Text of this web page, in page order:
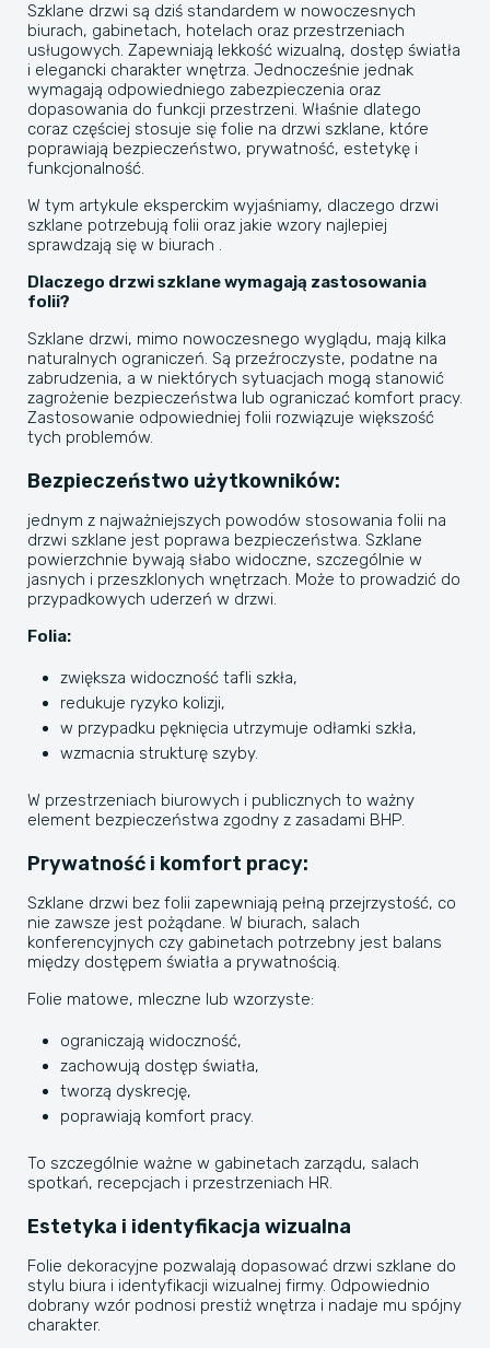
Szklane drzwi są dziś standardem w nowoczesnych
biurach, gabinetach, hotelach oraz przestrzeniach
usługowych. Zapewniają lekkość wizualną, dostęp światła
i elegancki charakter wnętrza. Jednocześnie jednak
wymagają odpowiedniego zabezpieczenia oraz
dopasowania do funkcji przestrzeni. Właśnie dlatego
coraz częściej stosuje się folie na drzwi szklane, które
poprawiają bezpieczeństwo, prywatność, estetykę i
funkcjonalność.
W tym artykule eksperckim wyjaśniamy, dlaczego drzwi
szklane potrzebują folii oraz jakie wzory najlepiej
sprawdzają się w biurach .
Dlaczego drzwi szklane wymagają zastosowania
folii?
Szklane drzwi, mimo nowoczesnego wyglądu, mają kilka
naturalnych ograniczeń. Są przeźroczyste, podatne na
zabrudzenia, a w niektórych sytuacjach mogą stanowić
zagrożenie bezpieczeństwa lub ograniczać komfort pracy.
Zastosowanie odpowiedniej folii rozwiązuje większość
tych problemów.
Bezpieczeństwo użytkowników:
jednym z najważniejszych powodów stosowania folii na
drzwi szklane jest poprawa bezpieczeństwa. Szklane
powierzchnie bywają słabo widoczne, szczególnie w
jasnych i przeszklonych wnętrzach. Może to prowadzić do
przypadkowych uderzeń w drzwi.
Folia:
zwiększa widoczność tafli szkła,
redukuje ryzyko kolizji,
w przypadku pęknięcia utrzymuje odłamki szkła,
wzmacnia strukturę szyby.
W przestrzeniach biurowych i publicznych to ważny
element bezpieczeństwa zgodny z zasadami BHP.
Prywatność i komfort pracy:
Szklane drzwi bez folii zapewniają pełną przejrzystość, co
nie zawsze jest pożądane. W biurach, salach
konferencyjnych czy gabinetach potrzebny jest balans
między dostępem światła a prywatnością.
Folie matowe, mleczne lub wzorzyste:
ograniczają widoczność,
zachowują dostęp światła,
tworzą dyskrecję,
poprawiają komfort pracy.
To szczególnie ważne w gabinetach zarządu, salach
spotkań, recepcjach i przestrzeniach HR.
Estetyka i identyfikacja wizualna
Folie dekoracyjne pozwalają dopasować drzwi szklane do
stylu biura i identyfikacji wizualnej firmy. Odpowiednio
dobrany wzór podnosi prestiż wnętrza i nadaje mu spójny
charakter.